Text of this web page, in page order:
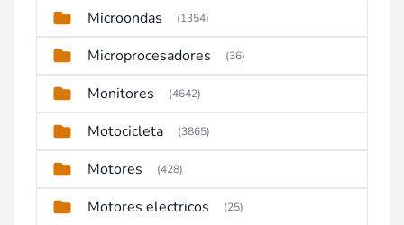
Microondas (1354)
Microprocesadores (36)
Monitores (4642)
Motocicleta (3865)
Motores (428)
Motores electricos (25)